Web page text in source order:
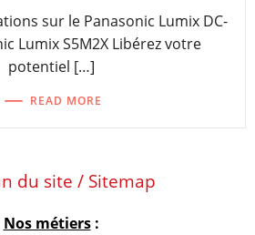
sur le Panasonic Lumix DC-
Lumix S5M2X Libérez votre
potentiel […]
READ MORE
du site / Sitemap
Nos métiers: